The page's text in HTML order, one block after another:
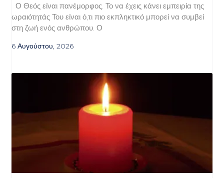
Ο Θεός είναι πανέμορφος. Το να έχεις κάνει εμπειρία της
ωραιότητάς Του είναι ό,τι πιο εκπληκτικό μπορεί να συμβεί
στη ζωή ενός ανθρώπου. Ο
6 Αυγούστου, 2026